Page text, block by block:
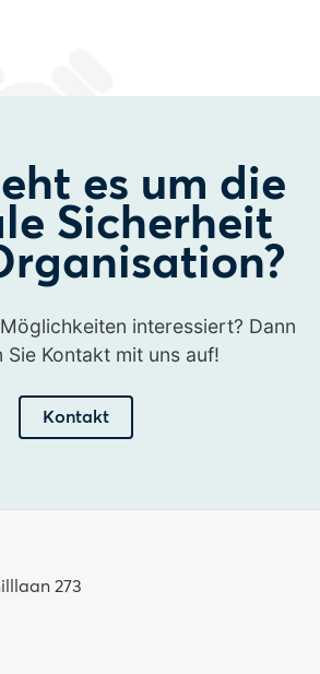
es um die
Sicherheit
interessiert? Dann
Sie Kontakt mit uns auf!
Kontakt
273